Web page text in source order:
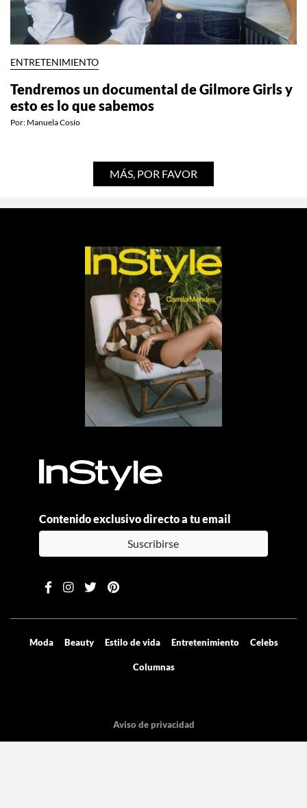
ENTRETENIMIENTO
Tendremos un documental de Gilmore Girls y
esto es lo que sabemos
Por: Manuela Cosío
MÁS, POR FAVOR
Contenido exclusivo directo a tu email
Suscribirse
Moda Beauty Estilo de vida Entretenimiento Celebs
Columnas
Aviso de privacidad